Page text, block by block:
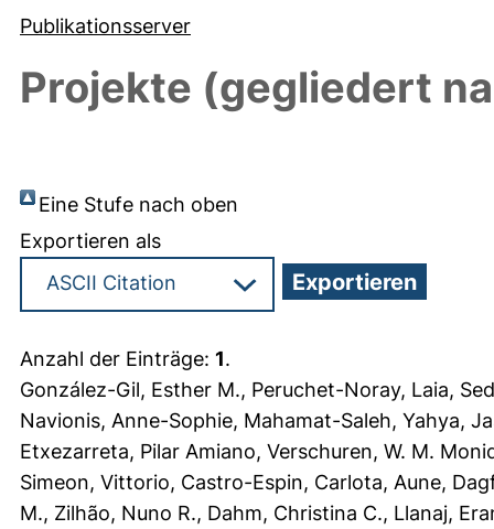
Publikationsserver
Projekte (gegliedert
Eine Stufe nach oben
Exportieren als
Anzahl der Einträge: 1.
González-Gil, Esther M., Peruchet-Noray, Laia,
Navionis, Anne-Sophie, Mahamat-Saleh, Yahya,
Etxezarreta, Pilar Amiano, Verschuren, W. M.
Simeon, Vittorio, Castro-Espin, Carlota, Aune,
M., Zilhão, Nuno R., Dahm, Christina C., Llanaj,